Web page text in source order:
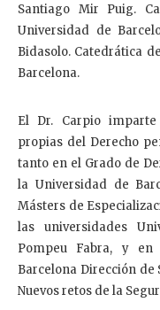
Santiago Mir Puig.
Universidad de
Bidasolo. Catedrática
Barcelona.
El Dr. Carpio
propias del Derecho
tanto en el Grado de
la Universidad de
Másters de
las universidades
Pompeu Fabra, y
Barcelona Dirección
Nuevos retos de la